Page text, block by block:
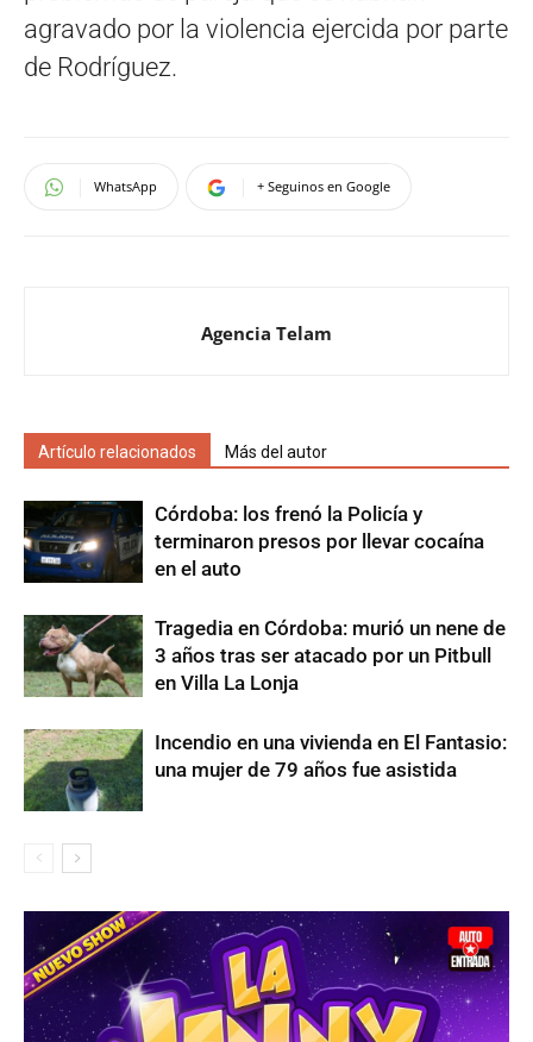
agravado por la violencia ejercida por parte
de Rodríguez.
WhatsApp + Seguinos en Google
Agencia Telam
Artículo relacionados Más del autor
Córdoba: los frenó la Policía y
terminaron presos por llevar cocaína
en el auto
Tragedia en Córdoba: murió un nene de
3 años tras ser atacado por un Pitbull
en Villa La Lonja
Incendio en una vivienda en El Fantasio:
una mujer de 79 años fue asistida